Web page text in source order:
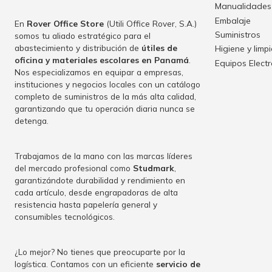
En Rover Office Store (Utili Office Rover, S.A.)
somos tu aliado estratégico para el
abastecimiento y distribución de útiles de
oficina y materiales escolares en Panamá
Nos especializamos en equipar a empresas,
instituciones y negocios locales con un catálogo
completo de suministros de la más alta calidad,
garantizando que tu operación diaria nunca se
detenga.
Trabajamos de la mano con las marcas líderes
del mercado profesional como Studmark
garantizándote durabilidad y rendimiento en
cada artículo, desde engrapadoras de alta
resistencia hasta papelería general y
consumibles tecnológicos.
¿Lo mejor? No tienes que preocuparte por la
logística. Contamos con un eficiente servicio de
Manualidades
Embalaje
Suministros
Higiene y
Equipos